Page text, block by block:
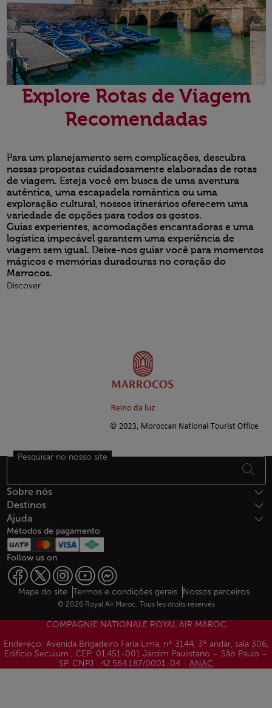
Explore Rotas de Viagem
Recomendadas
Para um planejamento sem complicações, descubra
nossas propostas cuidadosamente elaboradas de rotas
de viagem. Esteja você em busca de uma aventura
autêntica, uma escapadela romântica ou uma
exploração cultural, nossos itinerários oferecem uma
variedade de opções para todos os gostos.
Guias experientes, acomodações encantadoras e uma
logística impecável garantem uma experiência de
viagem sem igual. Deixe-nos guiar você para momentos
mágicos e memórias duradouras no coração do
Marrocos.
Discover
Rodapé Mapa do sítio
Pesquisar no nosso site
Sobre nós
Destinos
Ajuda
Métodos de pagamento
Follow us on
Web map links
$Title.getData()
Mapa do site Termos e condições gerais Nossos parceiros
© 2026 Royal Air Maroc. Tous les droits réservés
COMPAGNIE NATIONALE ROYAL AIR MAROC
Endereço: Avenida Brigadeiro Faria Lima, nº 3144, 3º andar, sala 306,
Edifício Seculum , CEP: 01.451-001 Jardim Paulistano – São Paulo –
SP. CNPJ : 42.564.187/0001-04 - ANAC